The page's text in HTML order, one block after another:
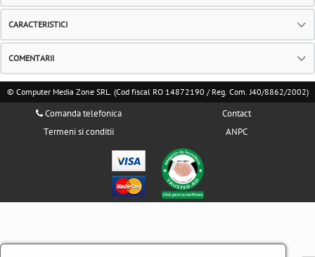
CARACTERISTICI
COMENTARII
© Computer Media Zone SRL. (Cod fiscal RO 14872190 / Reg. Com. J40/8862/2002)
Comanda telefonica
Termeni si conditii
Contact
ANPC